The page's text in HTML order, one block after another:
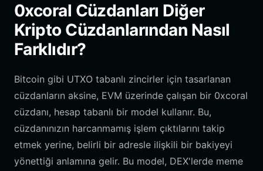
0xcoral Cüzdanları Diğer
Kripto Cüzdanlarından Nasıl
Farklıdır?
Bitcoin gibi UTXO tabanlı zincirler için tasarlanan
cüzdanların aksine, EVM üzerinde çalışan bir 0xcoral
cüzdanı, hesap tabanlı bir model kullanır. Bu,
cüzdanınızın harcanmamış işlem çıktılarını takip
etmek yerine, belirli bir adresle ilişkili bir bakiyeyi
yönettiği anlamına gelir. Bu model, DEX'lerde meme